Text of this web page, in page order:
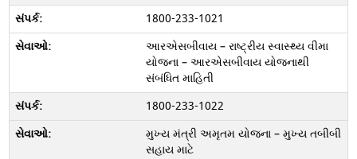
1800-233-1021
આરએસબીવાય – રાષ્ટ્રીય સ્વાસ્થ્ય વીમા
યોજના – આરએસબીવાય યોજનાથી
સંબંધિત માહિતી
1800-233-1022
મુખ્ય મંત્રી અમૃતમ યોજના – મુખ્ય તબીબી
સહાય માટે